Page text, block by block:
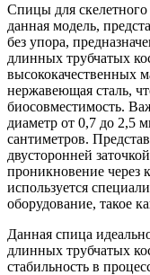
Спицы для
данная модель,
без упора,
длинных трубчатых
высококачественных
нержавеющая сталь,
биосовместимость.
диаметр от 0,7 до 2,5
сантиметров.
двусторонней
проникновение через
используется
оборудование, такое
Данная спица
длинных трубчатых
стабильность в